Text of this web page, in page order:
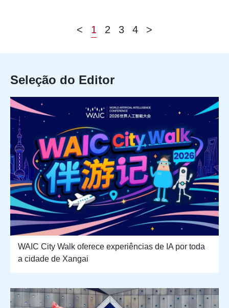
< 1 2 3 4 >
Seleção do Editor
WAIC City Walk oferece experiências de IA por toda
a cidade de Xangai